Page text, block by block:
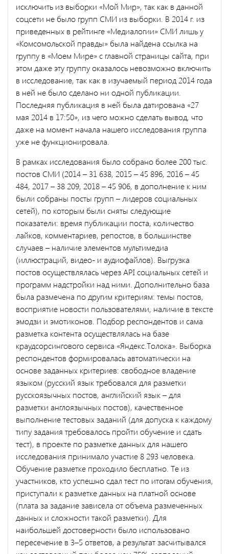
исключить из выборки «Мой Мир», так как в данной
соцсети не было групп СМИ из выборки. В 2014 г. из
приведенных в рейтинге «Медиалогии» СМИ лишь у
«Комсомольской правды» была найдена ссылка на
группу в «Моем Мире» с главной страницы сайта, при
этом даже эту группу оказалось невозможно включить
в исследование, так как в изучаемый период 2014 года
в ней не было сделано ни одной публикации.
Последняя публикация в ней была датирована «27
мая 2014 в 17:50», из чего можно сделать вывод, что
даже на момент начала нашего исследования группа
уже не функционировала.
В рамках исследования было собрано более 200 тыс.
постов СМИ (2014 – 31 638, 2015 – 45 896, 2016 – 45
484, 2017 – 38 209, 2018 – 45 906, в дополнение к ним
были собраны посты групп – лидеров социальных
сетей), по которым были сняты следующие
показатели: время публикации поста, количество
лайков, комментариев, репостов, в большинстве
случаев – наличие элементов мультимедиа
(иллюстраций, видео- и аудиофайлов). Выгрузка
постов осуществлялась через API социальных сетей и
программ надстройки над ними. Дополнительно база
была размечена по другим критериям: темы постов,
восприятие новости пользователями, наличие в тексте
эмодзи и эмотиконов. Подбор респондентов и сама
разметка контента осуществлялась на базе
краудсорсингового сервиса «Яндекс.Толока». Выборка
респондентов формировалась автоматически на
основе заданных критериев: свободное владение
языком (русский язык требовался для разметки
русскоязычных постов, английский язык – для
разметки англоязычных постов), качественное
выполнение тестовых заданий (для допуска к каждому
типу задания требовалось пройти обучение и сдать
тест), в проекте по разметке данных для нашего
исследования принимало участие 8 293 человека.
Обучение разметке проходило бесплатно. Те из
участников, кто успешно сдал тест по итогам обучения,
приступали к разметке данных на платной основе
(плата за задание зависела от объема размеченных
данных и сложности такой разметки). Для
наибольшей достоверности было использовано
пересечение в 3–5 ответов, а результат засчитывался